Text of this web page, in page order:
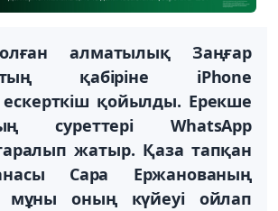
алматылық Заңғар
қабіріне iPhone
ескерткіш қойылды. Ерекше
суреттері WhatsApp
жатыр. Қаза тапқан
Сара Ержанованың
мұны оның күйеуі ойлап